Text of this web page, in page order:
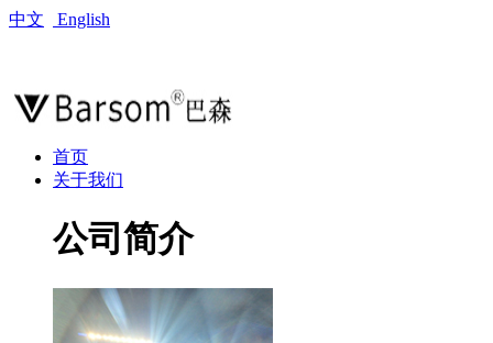
中文 English
首页
关于我们
公司简介